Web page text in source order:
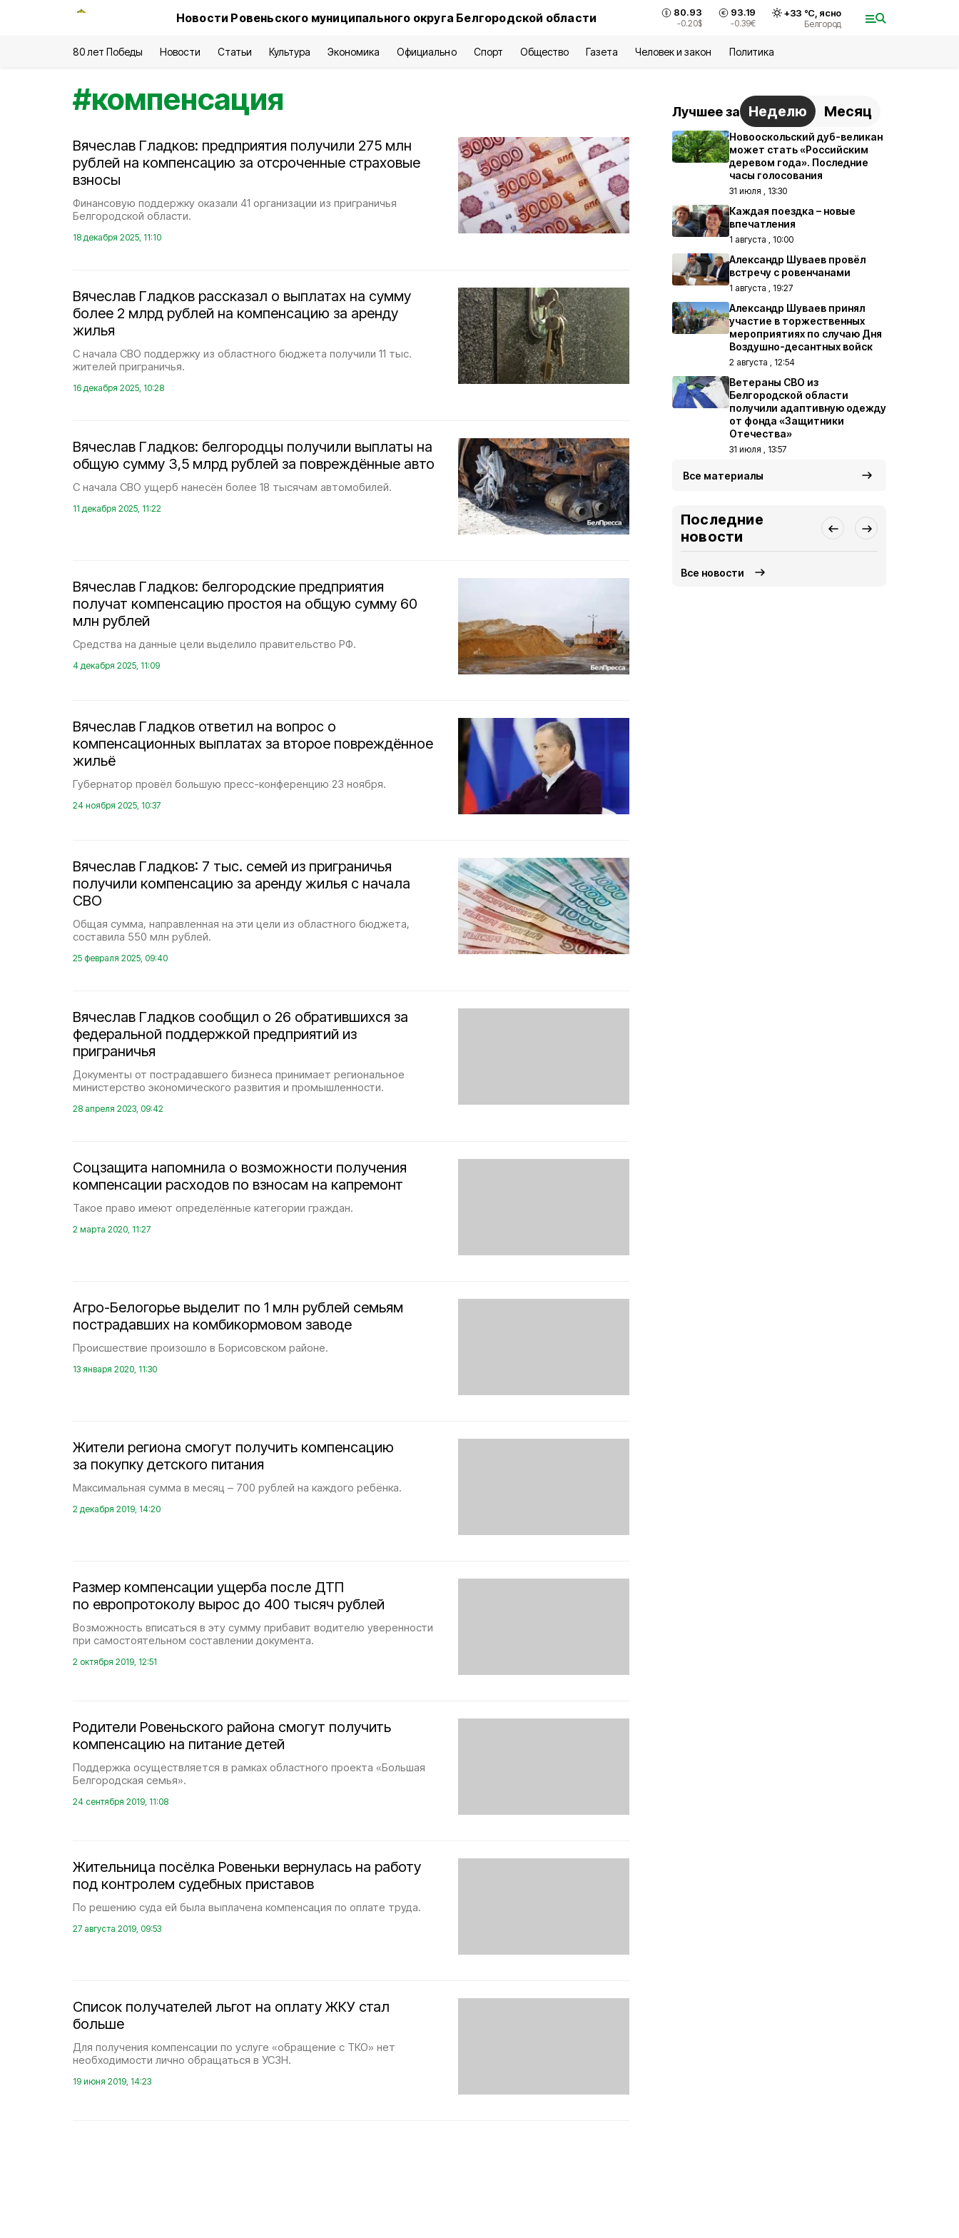
Новости Ровеньского муниципального округа Белгородской области 80.93
-0.20$
93.19
-0.39€
+33 °С, ясно
Белгород
80 лет Победы Новости Статьи Культура Экономика Официально Спорт Общество Газета Человек и закон Политика
#компенсация
Вячеслав Гладков: предприятия получили 275 млн
рублей на компенсацию за отсроченные страховые
взносы
Финансовую поддержку оказали 41 организации из приграничья
Белгородской области.
18 декабря 2025, 11:10
Вячеслав Гладков рассказал о выплатах на сумму
более 2 млрд рублей на компенсацию за аренду
жилья
С начала СВО поддержку из областного бюджета получили 11 тыс.
жителей приграничья.
16 декабря 2025, 10:28
Вячеслав Гладков: белгородцы получили выплаты на
общую сумму 3,5 млрд рублей за повреждённые авто
С начала СВО ущерб нанесён более 18 тысячам автомобилей.
11 декабря 2025, 11:22
Вячеслав Гладков: белгородские предприятия
получат компенсацию простоя на общую сумму 60
млн рублей
Средства на данные цели выделило правительство РФ.
4 декабря 2025, 11:09
Вячеслав Гладков ответил на вопрос о
компенсационных выплатах за второе повреждённое
жильё
Губернатор провёл большую пресс-конференцию 23 ноября.
24 ноября 2025, 10:37
Вячеслав Гладков: 7 тыс. семей из приграничья
получили компенсацию за аренду жилья с начала
СВО
Общая сумма, направленная на эти цели из областного бюджета,
составила 550 млн рублей.
25 февраля 2025, 09:40
Вячеслав Гладков сообщил о 26 обратившихся за
федеральной поддержкой предприятий из
приграничья
Документы от пострадавшего бизнеса принимает региональное
министерство экономического развития и промышленности.
28 апреля 2023, 09:42
Соцзащита напомнила о возможности получения
компенсации расходов по взносам на капремонт
Такое право имеют определённые категории граждан.
2 марта 2020, 11:27
Агро-Белогорье выделит по 1 млн рублей семьям
пострадавших на комбикормовом заводе
Происшествие произошло в Борисовском районе.
13 января 2020, 11:30
Жители региона смогут получить компенсацию
за покупку детского питания
Максимальная сумма в месяц – 700 рублей на каждого ребёнка.
2 декабря 2019, 14:20
Размер компенсации ущерба после ДТП
по европротоколу вырос до 400 тысяч рублей
Возможность вписаться в эту сумму прибавит водителю уверенности
при самостоятельном составлении документа.
2 октября 2019, 12:51
Родители Ровеньского района смогут получить
компенсацию на питание детей
Поддержка осуществляется в рамках областного проекта «Большая
Белгородская семья».
24 сентября 2019, 11:08
Жительница посёлка Ровеньки вернулась на работу
под контролем судебных приставов
По решению суда ей была выплачена компенсация по оплате труда.
27 августа 2019, 09:53
Список получателей льгот на оплату ЖКУ стал
больше
Для получения компенсации по услуге «обращение с ТКО» нет
необходимости лично обращаться в УСЗН.
19 июня 2019, 14:23
Лучшее за Неделю Месяц
Новооскольский дуб-великан
может стать «Российским
деревом года». Последние
часы голосования
31 июля , 13:30
Каждая поездка – новые
впечатления
1 августа , 10:00
Александр Шуваев провёл
встречу с ровенчанами
1 августа , 19:27
Александр Шуваев принял
участие в торжественных
мероприятиях по случаю Дня
Воздушно-десантных войск
2 августа , 12:54
Ветераны СВО из
Белгородской области
получили адаптивную одежду
от фонда «Защитники
Отечества»
31 июля , 13:57
Все материалы
Последние
новости
Все новости